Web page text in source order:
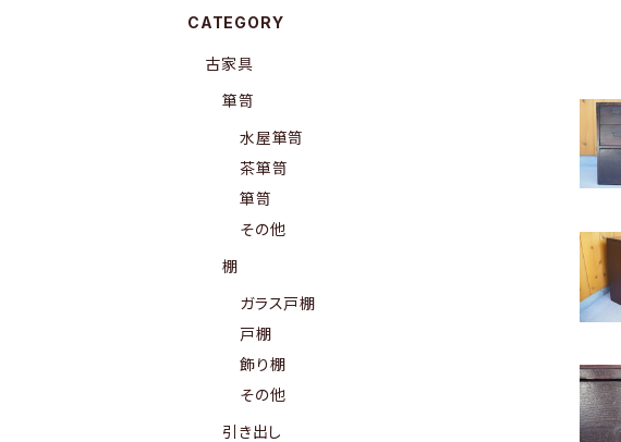
CATEGORY
古家具
箪笥
水屋箪笥
茶箪笥
箪笥
その他
棚
ガラス戸棚
戸棚
飾り棚
その他
引き出し